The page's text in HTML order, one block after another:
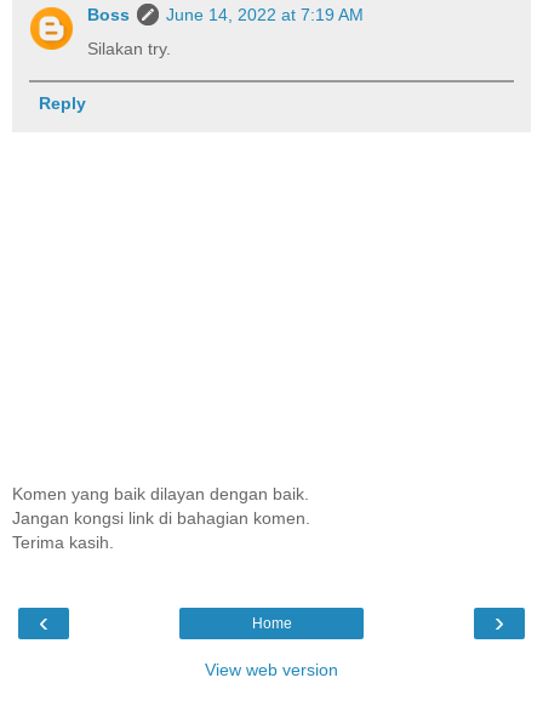
Boss
June 14, 2022 at 7:19 AM
Silakan try.
Reply
Komen yang baik dilayan dengan baik.
Jangan kongsi link di bahagian komen.
Terima kasih.
‹ ›
Home
View web version